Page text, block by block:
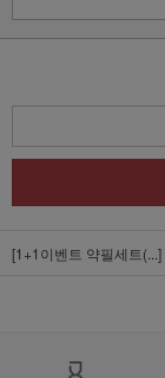
[1+1이벤트 약필세트(...]